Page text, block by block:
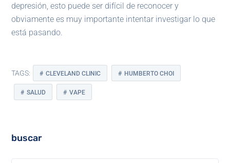
depresión, esto puede ser difícil de reconocer y
obviamente es muy importante intentar investigar lo que
está pasando.
TAGS: CLEVELAND CLINIC HUMBERTO CHOI
SALUD VAPE
buscar